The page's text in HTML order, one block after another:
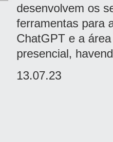
desenvolvem os
ferramentas para
ChatGPT e a
presencial,
13.07.23